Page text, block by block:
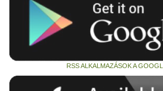
RSS ALKALMAZÁSOK A